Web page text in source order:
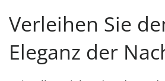
Verleihen Sie
Eleganz der